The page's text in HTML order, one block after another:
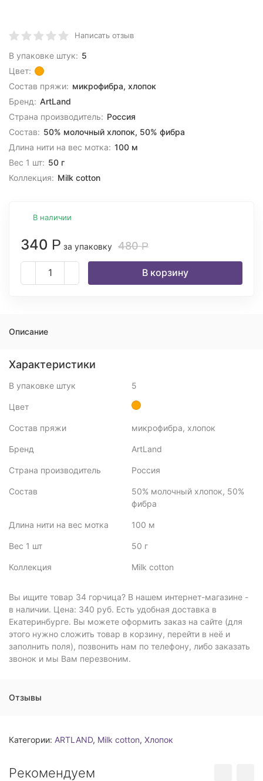
Написать отзыв
В упаковке штук: 5
Цвет:
Состав пряжи: микрофибра, хлопок
Бренд: ArtLand
Страна производитель: Россия
Состав: 50% молочный хлопок, 50% фибра
Длина нити на вес мотка: 100 м
Вес 1 шт: 50 г
Коллекция: Milk cotton
В наличии
340 Р за упаковку 480Р
В корзину
Описание
Характеристики
В упаковке штук 5
Цвет
Состав пряжи микрофибра, хлопок
Бренд ArtLand
Страна производитель Россия
Состав
50% молочный хлопок, 50%
фибра
Длина нити на вес мотка 100 м
Вес 1 шт 50 г
Коллекция Milk cotton
Вы ищите товар 34 горчица? В нашем интернет-магазине -
в наличии. Цена: 340 руб. Есть удобная доставка в
Екатеринбурге. Вы можете оформить заказ на сайте (для
этого нужно сложить товар в корзину, перейти в неё и
заполнить поля), позвонить нам по телефону, либо заказать
звонок и мы Вам перезвоним.
Отзывы
Категории: ARTLAND, Milk cotton, Хлопок
Рекомендуем